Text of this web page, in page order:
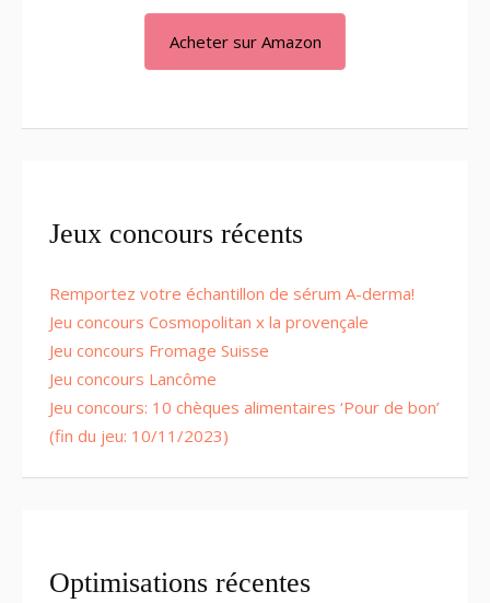
Acheter sur Amazon
Jeux concours récents
Remportez votre échantillon de sérum A-derma!
Jeu concours Cosmopolitan x la provençale
Jeu concours Fromage Suisse
Jeu concours Lancôme
Jeu concours: 10 chèques alimentaires ‘Pour de bon’
(fin du jeu: 10/11/2023)
Optimisations récentes